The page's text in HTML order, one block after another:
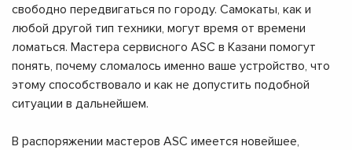
свободно передвигаться по городу. Самокаты, как и
любой другой тип техники, могут время от времени
ломаться. Мастера сервисного ASC в Казани помогут
понять, почему сломалось именно ваше устройство, что
этому способствовало и как не допустить подобной
ситуации в дальнейшем.
В распоряжении мастеров ASC имеется новейшее,